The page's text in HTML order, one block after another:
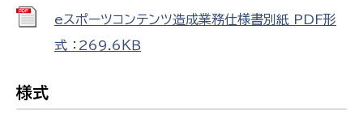
eスポーツコンテンツ造成業務仕様書別紙 PDF形
式 ：269.6ＫＢ
様式